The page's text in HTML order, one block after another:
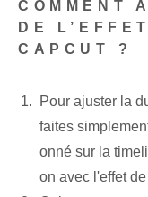
COMMENT
DE
CAPCUT ?
Pour ajuster la
faites
onné sur la
on avec l'effet